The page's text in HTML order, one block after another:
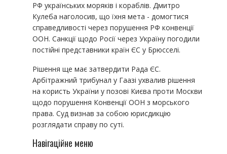
РФ українських моряків і кораблів. Дмитро
Кулеба наголосив, що їхня мета - домогтися
справедливості через порушення РФ конвенції
ООН. Санкції щодо Росії через Україну погодили
постійні представники країн ЄС у Брюсселі.
Рішення ще має затвердити Рада ЄС.
Арбітражний трибунал у Гаазі ухвалив рішення
на користь України у позові Києва проти Москви
щодо порушення Конвенції ООН з морського
права. Суд визнав за собою юрисдикцію
розглядати справу по суті.
Навігаційне меню